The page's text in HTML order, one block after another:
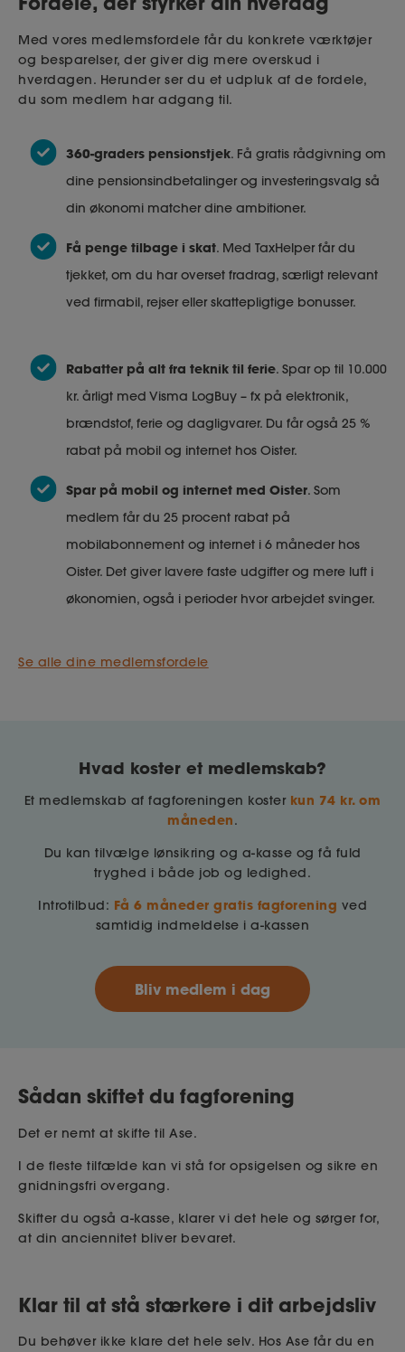
Med vores medlemsfordele får du konkrete værktøjer
og besparelser, der giver dig mere overskud i
hverdagen. Herunder ser du et udpluk af de fordele,
du som medlem har adgang til.
360-graders pensionstjek. Få gratis rådgivning om
dine pensionsindbetalinger og investeringsvalg så
din økonomi matcher dine ambitioner.
Få penge tilbage i skat. Med TaxHelper får du
tjekket, om du har overset fradrag, særligt relevant
ved firmabil, rejser eller skattepligtige bonusser.
Rabatter på alt fra teknik til ferie. Spar op til 10.000
kr. årligt med Visma LogBuy – fx på elektronik,
brændstof, ferie og dagligvarer. Du får også 25 %
rabat på mobil og internet hos Oister.
Spar på mobil og internet med Oister. Som
medlem får du 25 procent rabat på
mobilabonnement og internet i 6 måneder hos
Oister. Det giver lavere faste udgifter og mere luft i
økonomien, også i perioder hvor arbejdet svinger.
Se alle dine medlemsfordele
Hvad koster et medlemskab?
Et medlemskab af fagforeningen koster kun 74 kr. om
måneden.
Du kan tilvælge lønsikring og a-kasse og få fuld
tryghed i både job og ledighed.
Introtilbud: Få 6 måneder gratis fagforening ved
samtidig indmeldelse i a-kassen
Bliv medlem i dag
Sådan skiftet du fagforening
Det er nemt at skifte til Ase.
I de fleste tilfælde kan vi stå for opsigelsen og sikre en
gnidningsfri overgang.
Skifter du også a-kasse, klarer vi det hele og sørger for,
at din anciennitet bliver bevaret.
Klar til at stå stærkere i dit arbejdsliv
Du behøver ikke klare det hele selv. Hos Ase får du en